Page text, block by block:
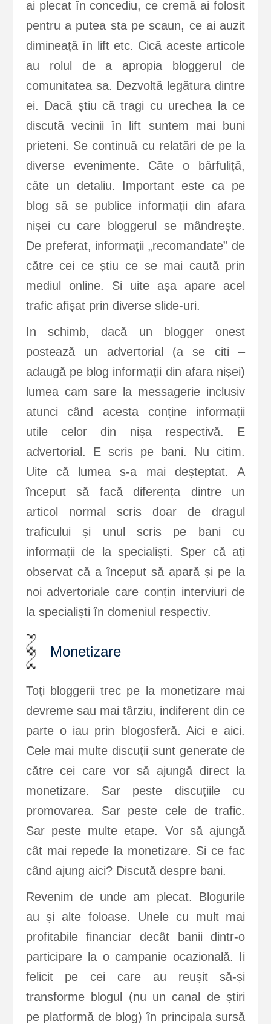
ai plecat în concediu, ce cremă ai folosit
pentru a putea sta pe scaun, ce ai auzit
dimineață în lift etc. Cică aceste articole
au rolul de a apropia bloggerul de
comunitatea sa. Dezvoltă legătura dintre
ei. Dacă știu că tragi cu urechea la ce
discută vecinii în lift suntem mai buni
prieteni. Se continuă cu relatări de pe la
diverse evenimente. Câte o bârfuliță,
câte un detaliu. Important este ca pe
blog să se publice informații din afara
nișei cu care bloggerul se mândrește.
De preferat, informații „recomandate” de
către cei ce știu ce se mai caută prin
mediul online. Si uite așa apare acel
trafic afișat prin diverse slide-uri.
In schimb, dacă un blogger onest
postează un advertorial (a se citi –
adaugă pe blog informații din afara nișei)
lumea cam sare la messagerie inclusiv
atunci când acesta conține informații
utile celor din nișa respectivă. E
advertorial. E scris pe bani. Nu citim.
Uite că lumea s-a mai deșteptat. A
început să facă diferența dintre un
articol normal scris doar de dragul
traficului și unul scris pe bani cu
informații de la specialiști. Sper că ați
observat că a început să apară și pe la
noi advertoriale care conțin interviuri de
la specialiști în domeniul respectiv.
Monetizare
Toți bloggerii trec pe la monetizare mai
devreme sau mai târziu, indiferent din ce
parte o iau prin blogosferă. Aici e aici.
Cele mai multe discuții sunt generate de
către cei care vor să ajungă direct la
monetizare. Sar peste discuțiile cu
promovarea. Sar peste cele de trafic.
Sar peste multe etape. Vor să ajungă
cât mai repede la monetizare. Si ce fac
când ajung aici? Discută despre bani.
Revenim de unde am plecat. Blogurile
au și alte foloase. Unele cu mult mai
profitabile financiar decât banii dintr-o
participare la o campanie ocazională. Ii
felicit pe cei care au reușit să-și
transforme blogul (nu un canal de știri
pe platformă de blog) în principala sursă